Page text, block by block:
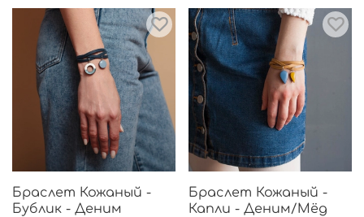
Браслет Кожаный -
Бублик - Деним
Браслет Кожаный -
Капли - Деним/Мёд